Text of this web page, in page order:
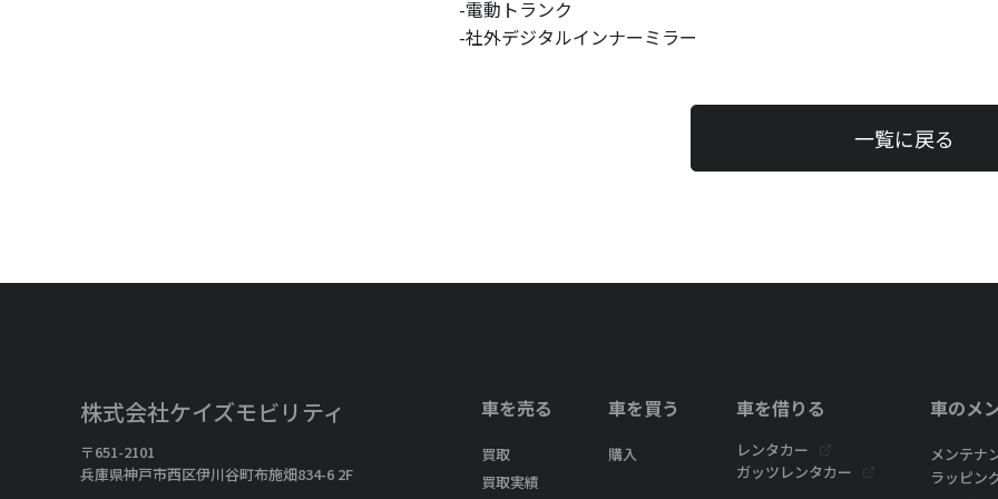
-電動トランク
-社外デジタルインナーミラー
一覧に戻る
株式会社ケイズモビリティ
〒651-2101
兵庫県神戸市西区伊川谷町布施畑834-6 2F
車を売る
買取
買取実績
車を買う
購入
車を借りる
レンタカー
ガッツレンタカー
車のメ
メンテナ
ラッピン